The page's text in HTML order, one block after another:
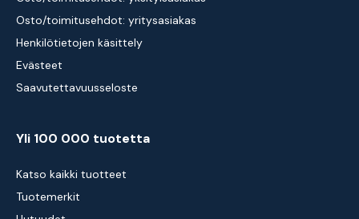
Osto/toimitusehdot: yritysasiakas
Henkilötietojen käsittely
Evästeet
Saavutettavuusseloste
Yli 100 000 tuotetta
Katso kaikki tuotteet
Tuotemerkit